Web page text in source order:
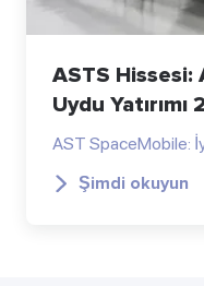
ASTS Hissesi:
Uydu Yatırımı
AST SpaceMobile:
Şimdi okuyun